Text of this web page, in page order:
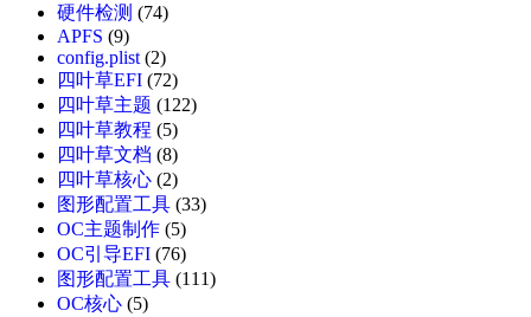
硬件检测 (74)
APFS (9)
config.plist(2)
四叶草EFI (72)
四叶草主题 (122)
四叶草教程 (5)
四叶草文档 (8)
四叶草核心 (2)
图形配置工具 (33)
OC主题制作 (5)
OC引导EFI (76)
图形配置工具 (111)
OC核心 (5)